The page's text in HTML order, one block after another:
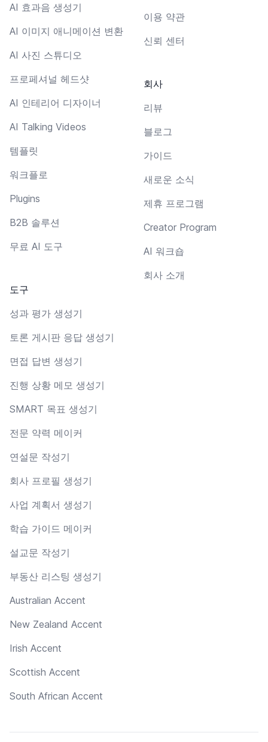
AI 효과음 생성기
AI 이미지 애니메이션 변환
AI 사진 스튜디오
프로페셔널 헤드샷
AI 인테리어 디자이너
AI Talking Videos
템플릿
워크플로
Plugins
B2B 솔루션
무료 AI 도구
도구
성과 평가 생성기
토론 게시판 응답 생성기
면접 답변 생성기
진행 상황 메모 생성기
SMART 목표 생성기
전문 약력 메이커
연설문 작성기
회사 프로필 생성기
사업 계획서 생성기
학습 가이드 메이커
설교문 작성기
부동산 리스팅 생성기
Australian Accent
New Zealand Accent
Irish Accent
Scottish Accent
South African Accent
이용 약관
신뢰 센터
회사
리뷰
블로그
가이드
새로운 소식
제휴 프로그램
Creator Program
AI 워크숍
회사 소개